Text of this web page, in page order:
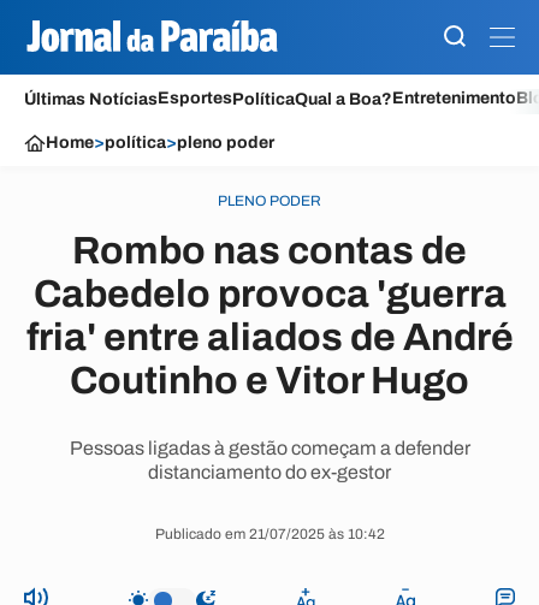
Últimas NotíciasEsportesPolíticaQual a Boa?Entretenimento
Home>política>pleno poder
PLENO PODER
Rombo nas contas de
Cabedelo provoca 'guerra
fria' entre aliados de André
Coutinho e Vitor Hugo
Pessoas ligadas à gestão começam a defender
distanciamento do ex-gestor
Publicado em 21/07/2025 às 10:42